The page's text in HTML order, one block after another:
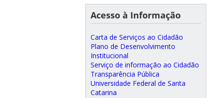
Acesso à Informação
Carta de Serviços ao Cidadão
Plano de Desenvolvimento
Institucional
Serviço de informação ao Cidadão
Transparência Pública
Universidade Federal de Santa
Catarina